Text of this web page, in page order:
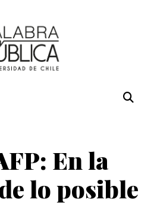
En la
lo posible